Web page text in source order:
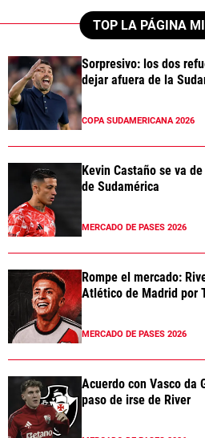
TOP LA PÁGINA
Sorpresivo: los dos
dejar afuera de la
COPA SUDAMERICANA 2026
Kevin Castaño se va
de Sudamérica
MERCADO DE PASES 2026
Rompe el mercado:
Atlético de Madrid por
MERCADO DE PASES 2026
Acuerdo con Vasco da
paso de irse de River